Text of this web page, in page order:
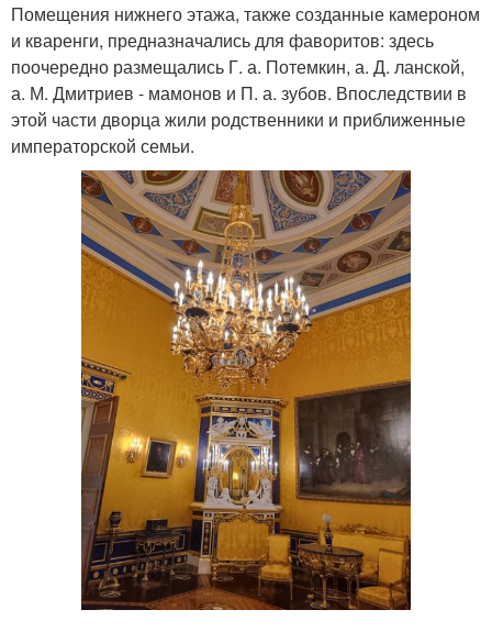
Помещения нижнего этажа, также созданные камероном
и кваренги, предназначались для фаворитов: здесь
поочередно размещались Г. а. Потемкин, а. Д. ланской,
а. М. Дмитриев - мамонов и П. а. зубов. Впоследствии в
этой части дворца жили родственники и приближенные
императорской семьи.